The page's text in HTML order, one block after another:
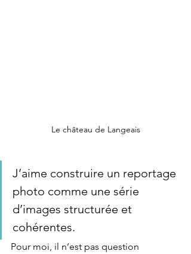
Le château de Langeais
J’aime construire un reportage
photo comme une série
d’images structurée et
cohérentes.
Pour moi, il n’est pas question